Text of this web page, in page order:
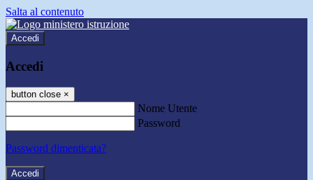
Salta al contenuto
Accedi
Accedi
button close ×
Nome Utente
Password
Password dimenticata?